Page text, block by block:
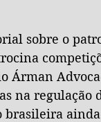
sobre o
Árman
na regulação
brasileira